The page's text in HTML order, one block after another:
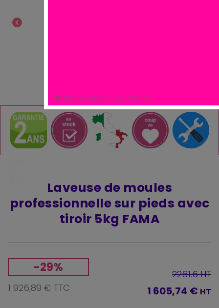
chevron_left
Laveuse de moules
professionnelle sur pieds avec
tiroir 5kg FAMA
-29%
1 926,89 € TTC
2261.6 HT
1 605,74 € HT
NE PLUS MONTRER CE POPUP.